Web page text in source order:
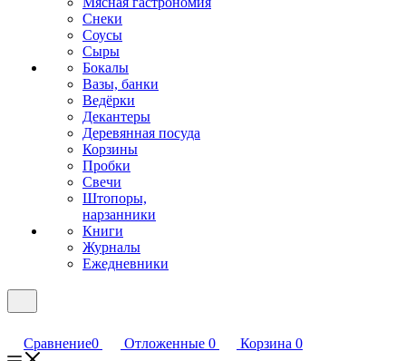
Снеки
Соусы
Сыры
Бокалы
Вазы, банки
Ведёрки
Декантеры
Деревянная посуда
Корзины
Пробки
Свечи
Штопоры,
нарзанники
Книги
Журналы
Ежедневники
Сравнение0 Отложенные 0 Корзина 0